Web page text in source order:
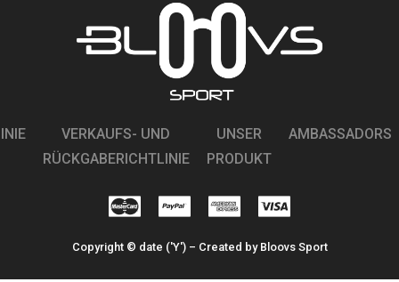
VERKAUFS- UND
RÜCKGABERICHTLINIE
UNSER
PRODUKT
AMBASSADORS
Copyright © date ('Y') – Created by Bloovs Sport